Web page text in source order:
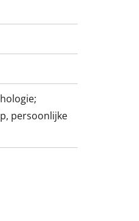
persoonlijke